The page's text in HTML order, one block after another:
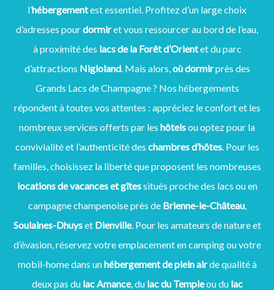
l’hébergementest essentiel. Profitez d’un large choix
d’adresses pourdormiret vous ressourcer au bord de l’eau,
à proximité des lacs de la Forêt d’Orientet du parc
d’attractions Nigloland. Mais alors,où dormirprès des
Grands Lacs de Champagne ? Nos hébergements
répondent à toutes vos attentes : appréciez le confort et les
nombreux services offerts par les hôtelsou optez pour la
convivialité et l’authenticité des chambres d’hôtes. Pour les
familles, choisissez la liberté que proposent les nombreuses
locations de vacances et gîtessitués proche des lacs ou en
campagne champenoise près de Brienne-le-Château,
Soulaines-Dhuyset Dienville. Pour les amateurs de nature et
d’évasion, réservez votre emplacement en camping ou votre
mobil-home dans unhébergement de plein airde qualité à
deux pas du lac Amance, du lac du Templeou du lac